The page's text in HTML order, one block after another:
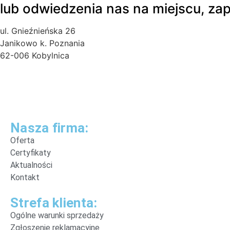
lub odwiedzenia nas na miejscu,
ul. Gnieźnieńska 26
Janikowo k. Poznania
62-006 Kobylnica
Nasza firma:
Oferta
Certyfikaty
Aktualności
Kontakt
Strefa klienta:
Ogólne warunki sprzedaży
Zgłoszenie reklamacyjne